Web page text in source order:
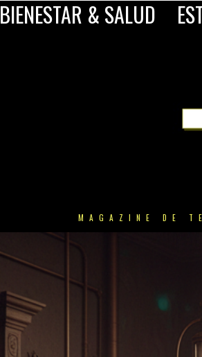
BIENESTAR & SALUD
MAGAZINE DE